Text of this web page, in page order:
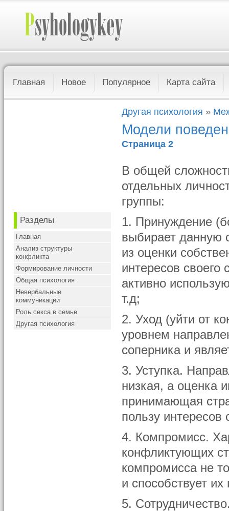
Главная Новое Популярное Карта сайта
Разделы
Главная
Анализ структуры
конфликта
Формирование личности
Общая психология
Невербальные
коммуникации
Роль секса в семье
Другая психология
Другая психология »
Модели
Страница 2
В общей
отдельных
группы:
1. Принуждение
выбирает данную
из оценки
интересов своего
активно
т.д;
2. Уход (уйти от
уровнем
соперника и
3. Уступка.
низкая, а оценка
принимающая
пользу интересов
4. Компромисс.
конфликтующих
компромисса не
и способствует
5.